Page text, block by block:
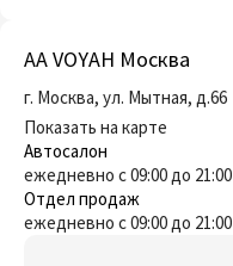
AA VOYAH Москва
г. Москва, ул. Мытная, д.66
Показать на карте
Автосалон
ежедневно с 09:00 до 21:00
Отдел продаж
ежедневно с 09:00 до 21:00